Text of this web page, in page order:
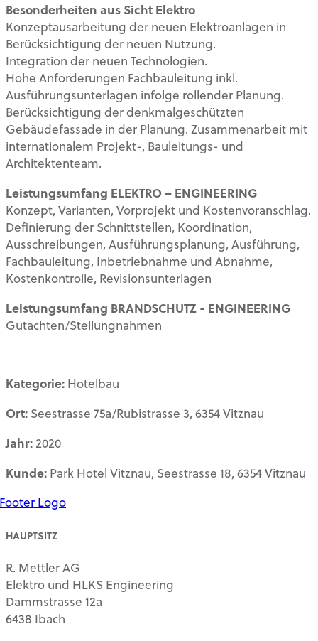
Besonderheiten aus Sicht Elektro
Konzeptausarbeitung der neuen Elektroanlagen in
Berücksichtigung der neuen Nutzung.
Integration der neuen Technologien.
Hohe Anforderungen Fachbauleitung inkl.
Ausführungsunterlagen infolge rollender Planung.
Berücksichtigung der denkmalgeschützten
Gebäudefassade in der Planung. Zusammenarbeit mit
internationalem Projekt-, Bauleitungs- und
Architektenteam.
Leistungsumfang ELEKTRO – ENGINEERING
Konzept, Varianten, Vorprojekt und Kostenvoranschlag.
Definierung der Schnittstellen, Koordination,
Ausschreibungen, Ausführungsplanung, Ausführung,
Fachbauleitung, Inbetriebnahme und Abnahme,
Kostenkontrolle, Revisionsunterlagen
Leistungsumfang BRANDSCHUTZ - ENGINEERING
Gutachten/Stellungnahmen
Kategorie: Hotelbau
Ort: Seestrasse 75a/Rubistrasse 3, 6354 Vitznau
Jahr: 2020
Kunde: Park Hotel Vitznau, Seestrasse 18, 6354 Vitznau
HAUPTSITZ
R. Mettler AG
Elektro und HLKS Engineering
Dammstrasse 12a
6438 Ibach